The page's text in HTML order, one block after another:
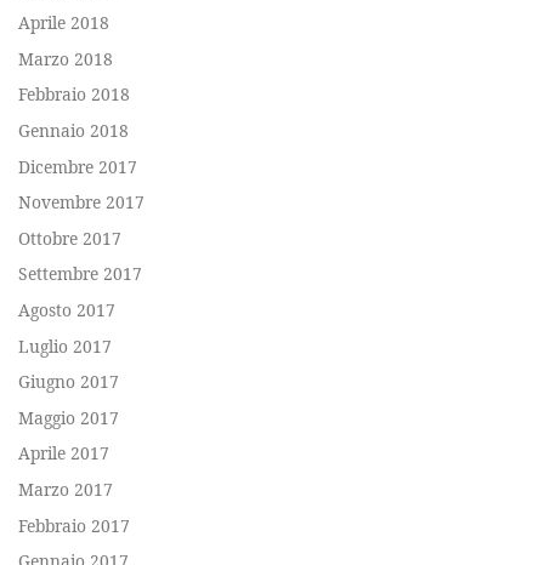
Aprile 2018
Marzo 2018
Febbraio 2018
Gennaio 2018
Dicembre 2017
Novembre 2017
Ottobre 2017
Settembre 2017
Agosto 2017
Luglio 2017
Giugno 2017
Maggio 2017
Aprile 2017
Marzo 2017
Febbraio 2017